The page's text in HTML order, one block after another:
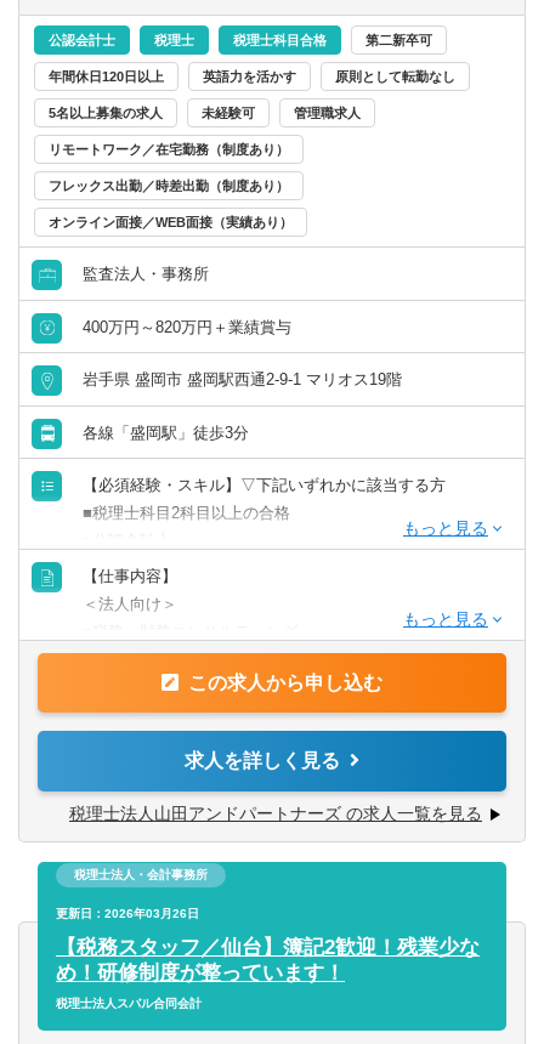
公認会計士 税理士 税理士科目合格 第二新卒可
年間休日120日以上 英語力を活かす 原則として転勤なし
5名以上募集の求人 未経験可 管理職求人
リモートワーク／在宅勤務（制度あり）
フレックス出勤／時差出勤（制度あり）
オンライン面接／WEB面接（実績あり）
監査法人・事務所
400万円～820万円＋業績賞与
岩手県 盛岡市 盛岡駅西通2-9-1 マリオス19階
各線「盛岡駅」徒歩3分
【必須経験・スキル】▽下記いずれかに該当する方
■税理士科目2科目以上の合格
【仕事内容】
＜法人向け＞
■企業組織再編・M&Aコンサルティング
■電子帳簿保存法対応コンサルティング
■医療法人税務・設立コンサルティング
■一般社団財団法人設立サポート
■相続コンサルティング
■不動産関連コンサルティング
この求人から申し込む
求人を詳しく見る
税理士法人山田アンドパートナーズ の求人一覧を見る
税理士法人・会計事務所
更新日：2026年03月26日
【税務スタッフ／仙台】簿記2歓迎！残業少な
め！研修制度が整っています！
税理士法人スバル合同会計